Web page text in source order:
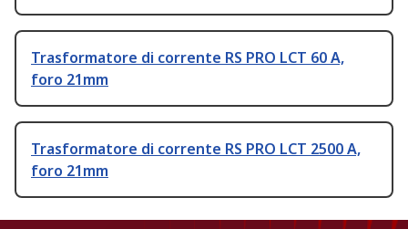
Trasformatore di corrente RS PRO LCT 60 A,
foro 21mm
Trasformatore di corrente RS PRO LCT 2500 A,
foro 21mm